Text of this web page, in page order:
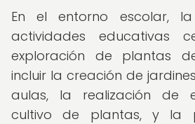
En el entorno escolar,
actividades educativas
exploración de plantas
incluir la creación de
aulas, la realización de
cultivo de plantas, y la